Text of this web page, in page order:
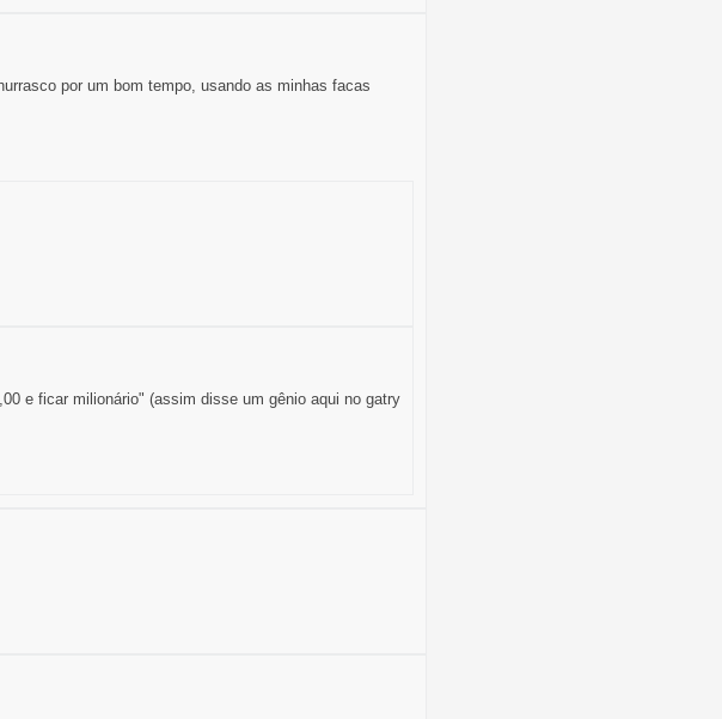
por um bom tempo, usando as minhas facas
e ficar milionário" (assim disse um gênio aqui no gatry